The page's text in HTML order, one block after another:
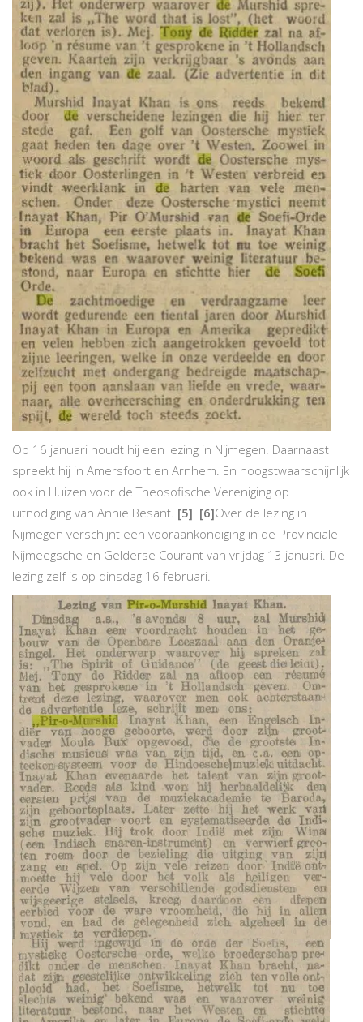
Op 16 januari houdt hij een lezing in Nijmegen. Daarnaast
spreekt hij in Amersfoort en Arnhem. En hoogstwaarschijnlijk
ook in Huizen voor de Theosofische Vereniging op
uitnodiging van Annie Besant. [5] [6]Over de lezing in
Nijmegen verschijnt een vooraankondiging in de Provinciale
Nijmeegsche en Gelderse Courant van vrijdag 13 januari. De
lezing zelf is op dinsdag 16 februari.